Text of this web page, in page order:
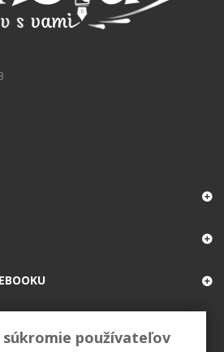
súkromie používateľov